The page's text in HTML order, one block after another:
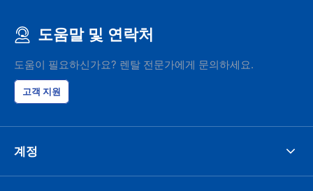
도움말 및 연락처
도움이 필요하신가요? 렌탈 전문가에게 문의하세요.
고객 지원
계정